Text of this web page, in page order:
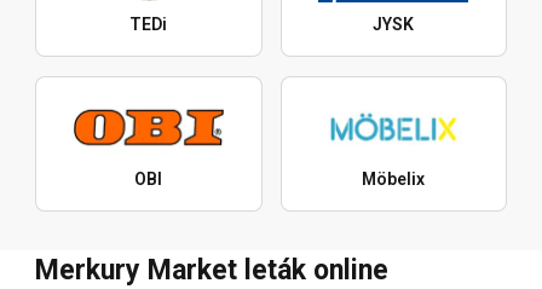
TEDi JYSK
OBI Möbelix
Merkury Market leták online